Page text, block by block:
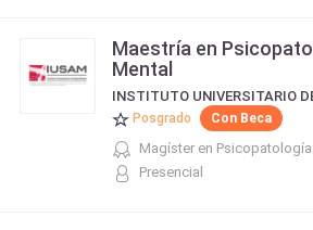
Maestría en
Mental
Posgrado Con Beca
Magíster en Psicopatología
Presencial